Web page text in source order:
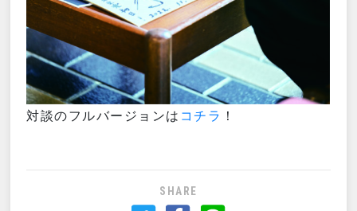
対談のフルバージョンは コチラ ！
SHARE